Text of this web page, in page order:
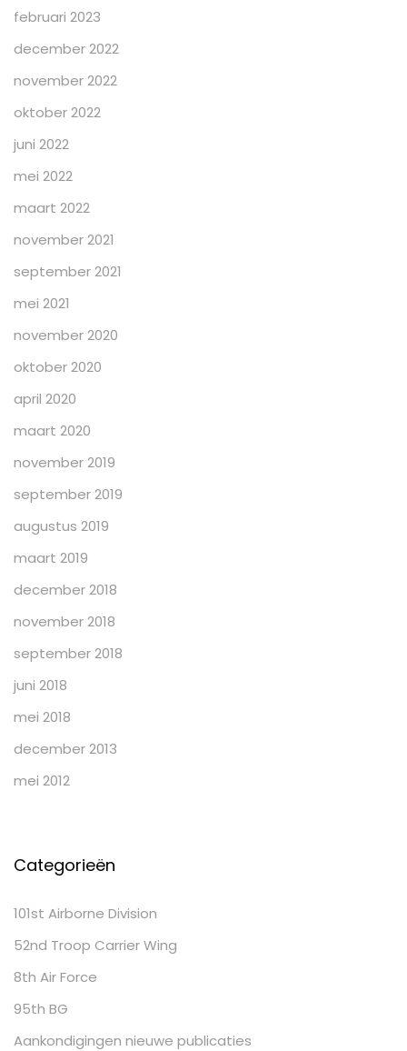
februari 2023
december 2022
november 2022
oktober 2022
juni 2022
mei 2022
maart 2022
november 2021
september 2021
mei 2021
november 2020
oktober 2020
april 2020
maart 2020
november 2019
september 2019
augustus 2019
maart 2019
december 2018
november 2018
september 2018
juni 2018
mei 2018
december 2013
mei 2012
Categorieën
101st Airborne Division
52nd Troop Carrier Wing
8th Air Force
95th BG
Aankondigingen nieuwe publicaties